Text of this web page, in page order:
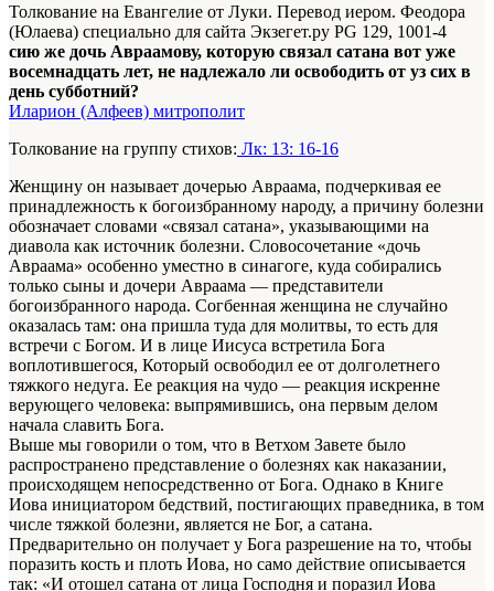
Толкование на Евангелие от Луки. Перевод иером. Феодора
(Юлаева) специально для сайта Экзегет.ру PG 129, 1001-4
сию же дочь Авраамову, которую связал сатана вот уже
восемнадцать лет, не надлежало ли освободить от уз сих в
день субботний?
Иларион (Алфеев) митрополит
Толкование на группу стихов: Лк: 13: 16-16
Женщину он называет дочерью Авраама, подчеркивая ее
принадлежность к богоизбранному народу, а причину болезни
обозначает словами «связал сатана», указывающими на
диавола как источник болезни. Словосочетание «дочь
Авраама» особенно уместно в синагоге, куда собирались
только сыны и дочери Авраама — представители
богоизбранного народа. Согбенная женщина не случайно
оказалась там: она пришла туда для молитвы, то есть для
встречи с Богом. И в лице Иисуса встретила Бога
воплотившегося, Который освободил ее от долголетнего
тяжкого недуга. Ее реакция на чудо — реакция искренне
верующего человека: выпрямившись, она первым делом
начала славить Бога.
Выше мы говорили о том, что в Ветхом Завете было
распространено представление о болезнях как наказании,
происходящем непосредственно от Бога. Однако в Книге
Иова инициатором бедствий, постигающих праведника, в том
числе тяжкой болезни, является не Бог, а сатана.
Предварительно он получает у Бога разрешение на то, чтобы
поразить кость и плоть Иова, но само действие описывается
так: «И отошел сатана от лица Господня и поразил Иова